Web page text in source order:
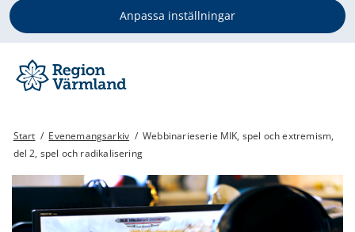
Anpassa inställningar
Start / Evenemangsarkiv / Webbinarieserie MIK, spel och extremism,
del 2, spel och radikalisering